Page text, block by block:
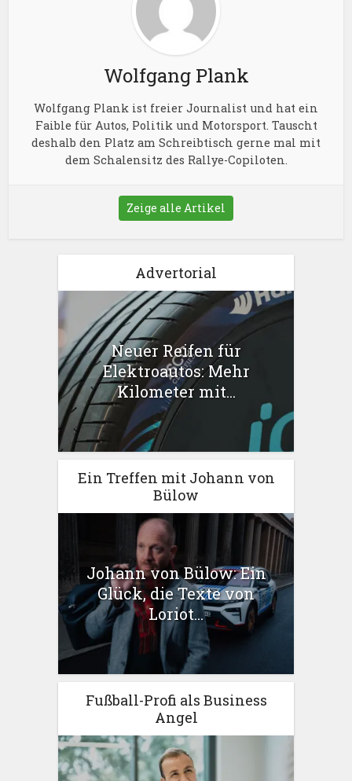
Wolfgang Plank
Wolfgang Plank ist freier Journalist und hat ein
Faible für Autos, Politik und Motorsport. Tauscht
deshalb den Platz am Schreibtisch gerne mal mit
dem Schalensitz des Rallye-Copiloten.
Zeige alle Artikel
Advertorial
Neuer Reifen für
Elektroautos: Mehr
Kilometer mit...
Ein Treffen mit Johann von
Bülow
Johann von Bülow: Ein
Glück, die Texte von
Loriot...
Fußball-Profi als Business
Angel